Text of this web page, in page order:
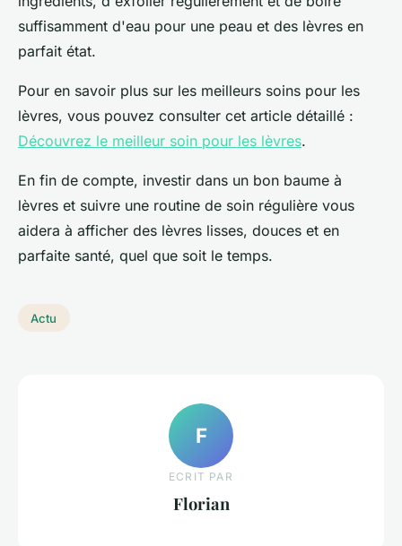
suffisamment d'eau pour une peau et des lèvres en
parfait état.
Pour en savoir plus sur les meilleurs soins pour les
lèvres, vous pouvez consulter cet article détaillé :
Découvrez le meilleur soin pour les lèvres.
En fin de compte, investir dans un bon baume à
lèvres et suivre une routine de soin régulière vous
aidera à afficher des lèvres lisses, douces et en
parfaite santé, quel que soit le temps.
Actu
F
ECRIT PAR
Florian